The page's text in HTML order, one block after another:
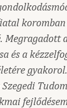
Megragadott
és a
gyakorol.